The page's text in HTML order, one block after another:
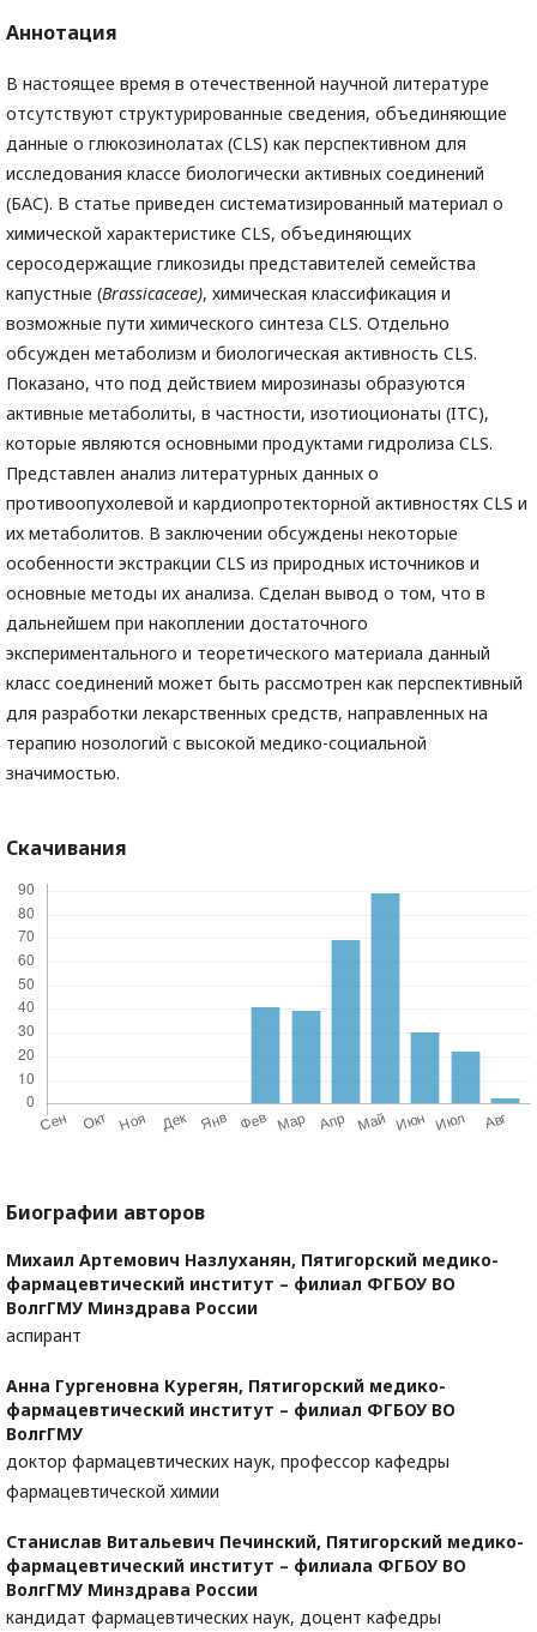
Аннотация
В настоящее время в отечественной научной литературе
отсутствуют структурированные сведения, объединяющие
данные о глюкозинолатах (CLS) как перспективном для
исследования классе биологически активных соединений
(БАС). В статье приведен систематизированный материал о
химической характеристике CLS, объединяющих
серосодержащие гликозиды представителей семейства
капустные (Brassicaceae), химическая классификация и
возможные пути химического синтеза CLS. Отдельно
обсужден метаболизм и биологическая активность CLS.
Показано, что под действием мирозиназы образуются
активные метаболиты, в частности, изотиоционаты (ITC),
которые являются основными продуктами гидролиза CLS.
Представлен анализ литературных данных о
противоопухолевой и кардиопротекторной активностях CLS и
их метаболитов. В заключении обсуждены некоторые
особенности экстракции CLS из природных источников и
основные методы их анализа. Сделан вывод о том, что в
дальнейшем при накоплении достаточного
экспериментального и теоретического материала данный
класс соединений может быть рассмотрен как перспективный
для разработки лекарственных средств, направленных на
терапию нозологий с высокой медико-социальной
значимостью.
Скачивания
Биографии авторов
Михаил Артемович Назлуханян, Пятигорский медико-
фармацевтический институт – филиал ФГБОУ ВО
ВолгГМУ Минздрава России
аспирант
Анна Гургеновна Курегян, Пятигорский медико-
фармацевтический институт – филиал ФГБОУ ВО
ВолгГМУ
доктор фармацевтических наук, профессор кафедры
фармацевтической химии
Станислав Витальевич Печинский, Пятигорский медико-
фармацевтический институт – филиала ФГБОУ ВО
ВолгГМУ Минздрава России
кандидат фармацевтических наук, доцент кафедры